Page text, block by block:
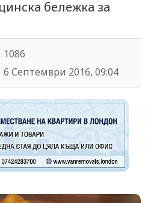
бележка за
1086
6 Септември 2016, 09:04